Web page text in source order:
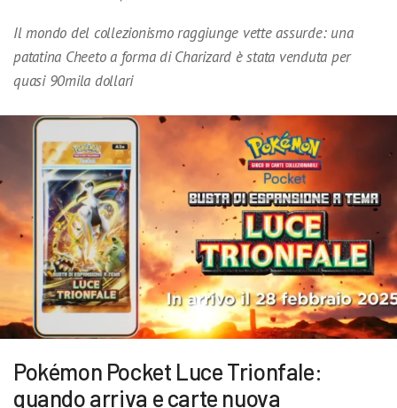
Il mondo del collezionismo raggiunge vette assurde: una
patatina Cheeto a forma di Charizard è stata venduta per
quasi 90mila dollari
Pokémon Pocket Luce Trionfale:
quando arriva e carte nuova